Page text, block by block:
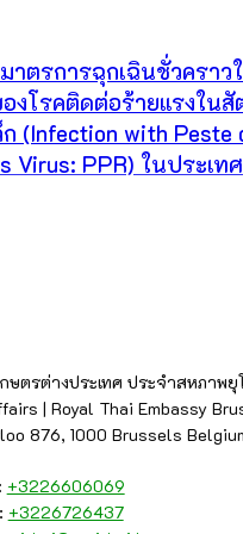
าตรการฉุกเฉินชั่วคราว
งโรคติดต่อร้ายแรงในสั
ก (Infection with Peste
Virus: PPR) ในประเทศ
ตรต่างประเทศ ประจำสหภาพยุ
| Royal Thai Embassy
876, 1000 Brussels
+3226606069
+3226726437